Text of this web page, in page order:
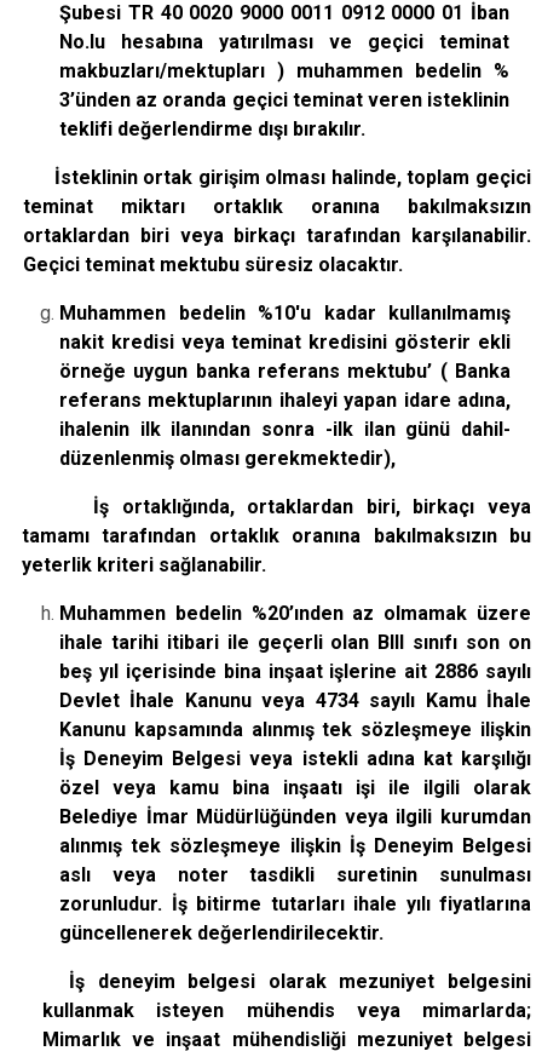
Şubesi TR 40 0020 9000 0011 0912 0000 01 İban
No.lu hesabına yatırılması ve geçici teminat
makbuzları/mektupları ) muhammen bedelin %
3’ünden az oranda geçici teminat veren isteklinin
teklifi değerlendirme dışı bırakılır.
İsteklinin ortak girişim olması halinde, toplam geçici
teminat miktarı ortaklık oranına bakılmaksızın
ortaklardan biri veya birkaçı tarafından karşılanabilir.
Geçici teminat mektubu süresiz olacaktır.
Muhammen bedelin %10'u kadar kullanılmamış
nakit kredisi veya teminat kredisini gösterir ekli
örneğe uygun banka referans mektubu’ ( Banka
referans mektuplarının ihaleyi yapan idare adına,
ihalenin ilk ilanından sonra -ilk ilan günü dahil-
düzenlenmiş olması gerekmektedir),
İş ortaklığında, ortaklardan biri, birkaçı veya
tamamı tarafından ortaklık oranına bakılmaksızın bu
yeterlik kriteri sağlanabilir.
Muhammen bedelin %20’ınden az olmamak üzere
ihale tarihi itibari ile geçerli olan BIII sınıfı son on
beş yıl içerisinde bina inşaat işlerine ait 2886 sayılı
Devlet İhale Kanunu veya 4734 sayılı Kamu İhale
Kanunu kapsamında alınmış tek sözleşmeye ilişkin
İş Deneyim Belgesi veya istekli adına kat karşılığı
özel veya kamu bina inşaatı işi ile ilgili olarak
Belediye İmar Müdürlüğünden veya ilgili kurumdan
alınmış tek sözleşmeye ilişkin İş Deneyim Belgesi
aslı veya noter tasdikli suretinin sunulması
zorunludur. İş bitirme tutarları ihale yılı fiyatlarına
güncellenerek değerlendirilecektir.
İş deneyim belgesi olarak mezuniyet belgesini
kullanmak isteyen mühendis veya mimarlarda;
Mimarlık ve inşaat mühendisliği mezuniyet belgesi